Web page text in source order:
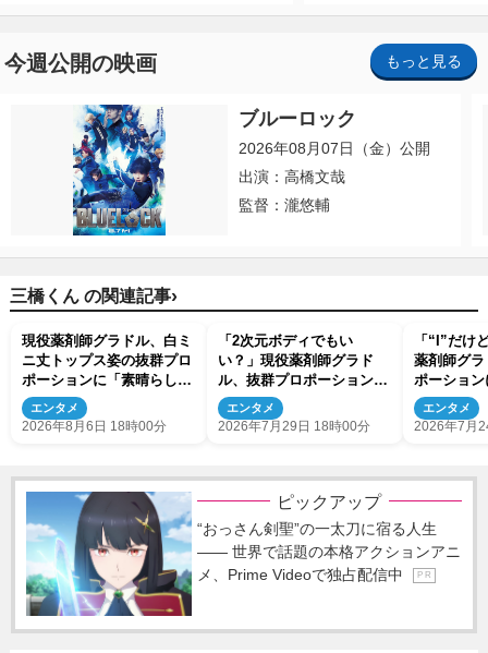
今週公開の映画 もっと見る
ブルーロック
2026年08月07日（金）公開
出演：高橋文哉
監督：瀧悠輔
三橋くん の関連記事›
現役薬剤師グラドル、白ミ
ニ丈トップス姿の抜群プロ
ポーションに「素晴らしす
ぎる」「すっっっご！」と
ネット絶賛
エンタメ
2026年8月6日 18時00分
「2次元ボディでもい
い？」現役薬剤師グラド
ル、抜群プロポーションに
「最高」「すっっっご！」
エンタメ
2026年7月29日 18時00分
「“I”だけ
薬剤師グ
ポーショ
「スゴす
すぎ」
エンタメ
2026年7月
ピックアップ
“おっさん剣聖”の一太刀に宿る人生
―― 世界で話題の本格アクションアニ
メ、Prime Videoで独占配信中
P R